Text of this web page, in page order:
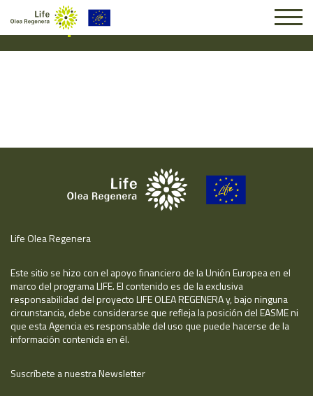
Suscripción #16405
Life Olea Regenera
Este sitio se hizo con el apoyo financiero de la Unión Europea en el
marco del programa LIFE. El contenido es de la exclusiva
responsabilidad del proyecto LIFE OLEA REGENERA y, bajo ninguna
circunstancia, debe considerarse que refleja la posición del EASME ni
que esta Agencia es responsable del uso que puede hacerse de la
información contenida en él.
Suscríbete a nuestra Newsletter